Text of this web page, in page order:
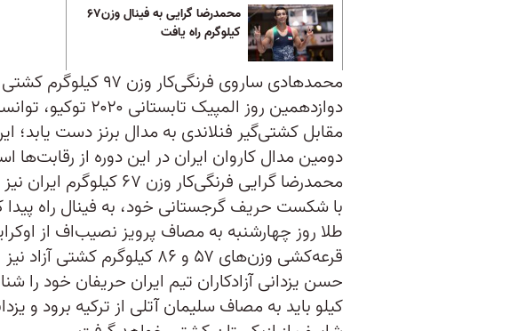
محمدرضا گرایی به فینال وزن۶۷
کیلوگرم راه یافت
محمدهادی ساروی
دوازدهمین روز المپیک
مقابل کشتی‌گیر فنلاندی به مدال برنز دست
دومین مدال کاروان ایران در این دوره از رقابت‌ها
محمدرضا گرایی فرنگی‌کار
با شکست حریف گرجستانی خود، به فینال راه
طلا روز چهارشنبه به مصاف پرویز نصیب‌اف از
قرعه‌کشی وزن‌های ۵۷ و ۸۶ کیلوگرم